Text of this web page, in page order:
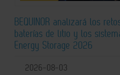
BEQUINOR analizará los
baterías de litio y los
Energy Storage 2026
2026-08-03